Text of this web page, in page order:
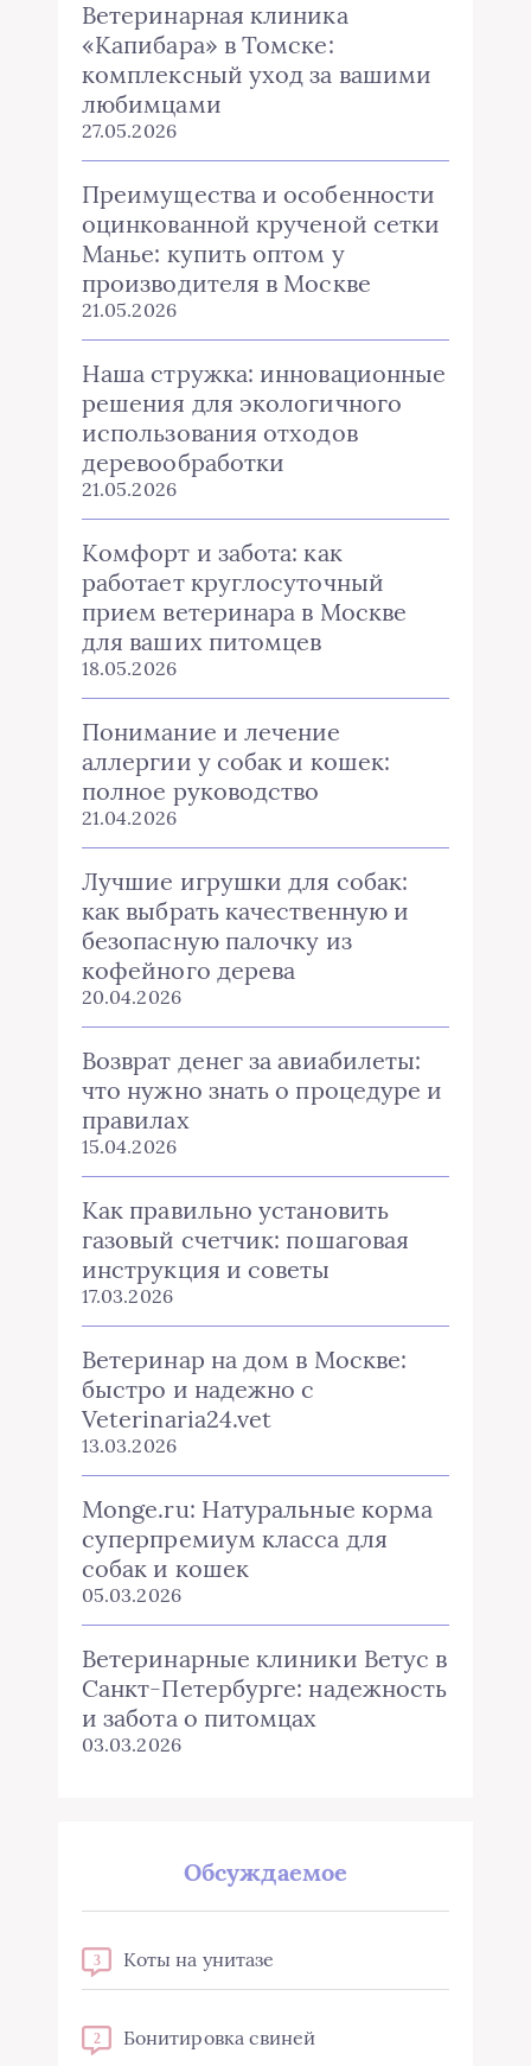
Ветеринарная клиника
«Капибара» в Томске:
комплексный уход за вашими
любимцами
27.05.2026
Преимущества и особенности
оцинкованной крученой сетки
Манье: купить оптом у
производителя в Москве
21.05.2026
Наша стружка: инновационные
решения для экологичного
использования отходов
деревообработки
21.05.2026
Комфорт и забота: как
работает круглосуточный
прием ветеринара в Москве
для ваших питомцев
18.05.2026
Понимание и лечение
аллергии у собак и кошек:
полное руководство
21.04.2026
Лучшие игрушки для собак:
как выбрать качественную и
безопасную палочку из
кофейного дерева
20.04.2026
Возврат денег за авиабилеты:
что нужно знать о процедуре и
правилах
15.04.2026
Как правильно установить
газовый счетчик: пошаговая
инструкция и советы
17.03.2026
Ветеринар на дом в Москве:
быстро и надежно с
Veterinaria24.vet
13.03.2026
Monge.ru: Натуральные корма
суперпремиум класса для
собак и кошек
05.03.2026
Ветеринарные клиники Ветус в
Санкт-Петербурге: надежность
и забота о питомцах
03.03.2026
Обсуждаемое
3 Коты на унитазе
2 Бонитировка свиней